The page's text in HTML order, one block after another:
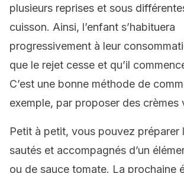
plusieurs reprises et sous
cuisson. Ainsi, l’enfant s’habituera
progressivement à leur
que le rejet cesse et qu’il
C’est une bonne méthode de
exemple, par proposer des crèmes
Petit à petit, vous pouvez préparer
sautés et accompagnés d’un
ou de sauce tomate. La prochaine